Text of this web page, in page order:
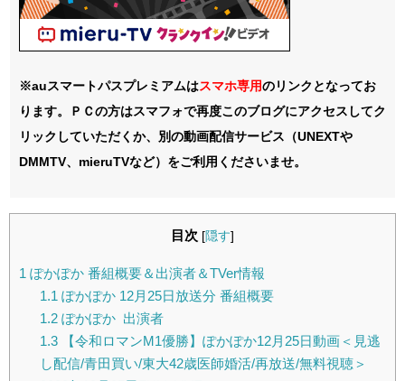
※auスマートパスプレミアムはスマホ専用のリンクとなってお
ります。ＰＣの方はスマフォで再度このブログにアクセスしてク
リックしていただくか、別の動画配信サービス（UNEXTや
DMMTV、mieruTVなど）をご利用くださいませ。
目次 [隠す]
1 ぽかぽか 番組概要＆出演者＆TVer情報
1.1 ぽかぽか 12月25日放送分 番組概要
1.2ぽかぽか 出演者
1.3【令和ロマンM1優勝】ぽかぽか12月25日動画＜見逃
し配信/青田買い/東大42歳医師婚活/再放送/無料視聴＞